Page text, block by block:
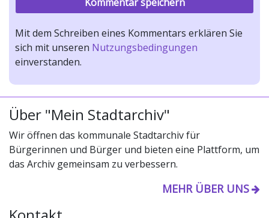
Mit dem Schreiben eines Kommentars erklären Sie
sich mit unseren Nutzungsbedingungen
einverstanden.
Über "Mein Stadtarchiv"
Wir öffnen das kommunale Stadtarchiv für
Bürgerinnen und Bürger und bieten eine Plattform, um
das Archiv gemeinsam zu verbessern.
MEHR ÜBER UNS